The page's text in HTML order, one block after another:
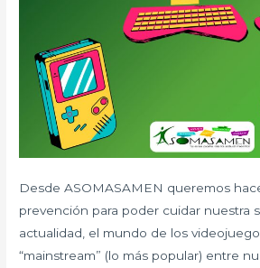
Desde ASOMASAMEN queremos
prevención para poder cuidar nuestra
actualidad, el mundo de los
“mainstream” (lo más popular) entre